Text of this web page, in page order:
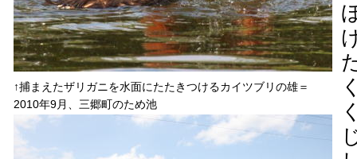
↑捕まえたザリガニを水面にたたきつけるカイツブリの雄＝
2010年9月、三郷町のため池